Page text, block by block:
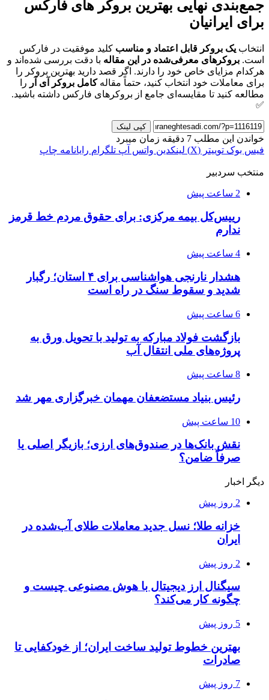
جمع‌بندی نهایی بهترین بروکر های فارکس
برای ایرانیان
انتخاب یک بروکر قابل اعتماد و مناسب کلید موفقیت در فارکس
است. بروکرهای معرفی‌شده در این مقاله با دقت بررسی شده‌اند و
هرکدام مزایای خاص خود را دارند. اگر قصد دارید بهترین بروکر را
برای معاملات خود انتخاب کنید، حتماً مقالهکامل بروکر آی آر را
مطالعه کنید تا مقایسه‌ای جامع از بروکرهای فارکس داشته باشید.
✅
کپی لینک
خواندن این مطلب 7 دقیقه زمان میبرد
فیس بوک توییتر (X) لینکدین واتس آپ تلگرام رایانامه چاپ
منتخب سردبیر
2 ساعت پیش
رییس‌کل بیمه مرکزی: برای حقوق مردم خط قرمز
ندارم
4 ساعت پیش
هشدار نارنجی هواشناسی برای ۴ استان؛ رگبار
شدید و سقوط سنگ در راه است
6 ساعت پیش
بازگشت فولاد مبارکه به تولید با تحویل ورق به
پروژه‌های ملی انتقال آب
8 ساعت پیش
رئیس بنیاد مستضعفان مهمان خبرگزاری مهر شد
10 ساعت پیش
نقش بانک‌ها در صندوق‌های ارزی؛ بازیگر اصلی یا
صرفاً ضامن؟
دیگر اخبار
2 روز پیش
خزانه طلا؛ نسل جدید معاملات طلای آب‌شده در
ایران
2 روز پیش
سیگنال ارز دیجیتال با هوش مصنوعی چیست و
چگونه کار می‌کند؟
5 روز پیش
بهترین خطوط تولید ساخت ایران؛ از خودکفایی تا
صادرات
7 روز پیش